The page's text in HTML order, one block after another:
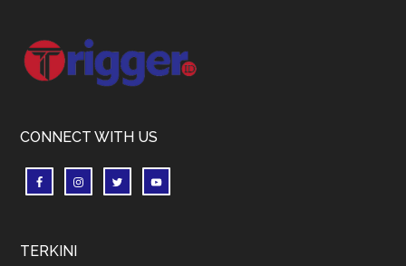
Footer
CONNECT WITH US
TERKINI